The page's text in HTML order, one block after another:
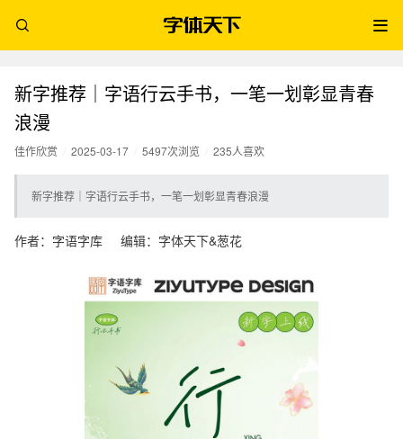
新字推荐｜字语行云手书，一笔一划彰显青春
浪漫
佳作欣赏 2025-03-17 5497次浏览 235人喜欢
新字推荐｜字语行云手书，一笔一划彰显青春浪漫
作者：字语字库 编辑：字体天下&葱花